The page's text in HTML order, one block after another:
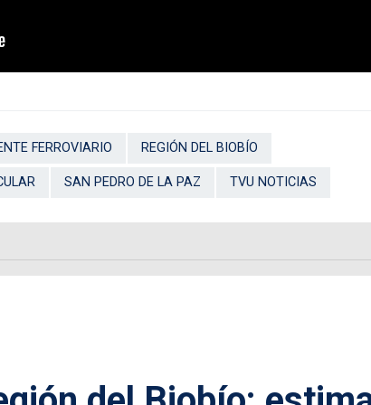
FERROVIARIO REGIÓN DEL BIOBÍO
SAN PEDRO DE LA PAZ TVU NOTICIAS